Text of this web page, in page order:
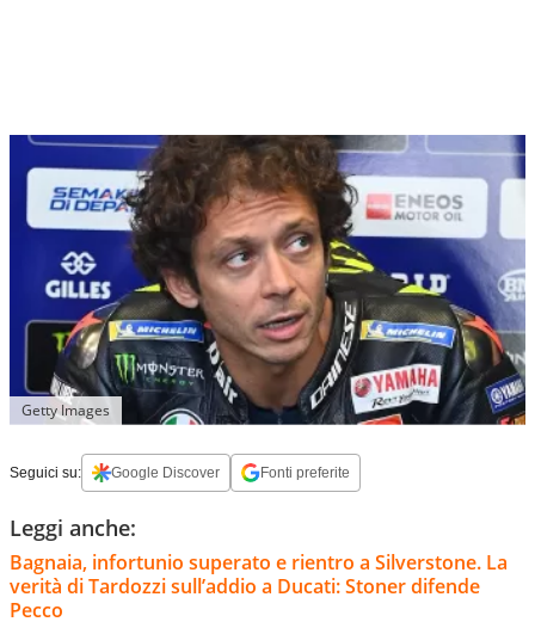
Getty Images
Seguici su: Google Discover Fonti preferite
Leggi anche:
Bagnaia, infortunio superato e rientro a Silverstone. La
verità di Tardozzi sull’addio a Ducati: Stoner difende
Pecco